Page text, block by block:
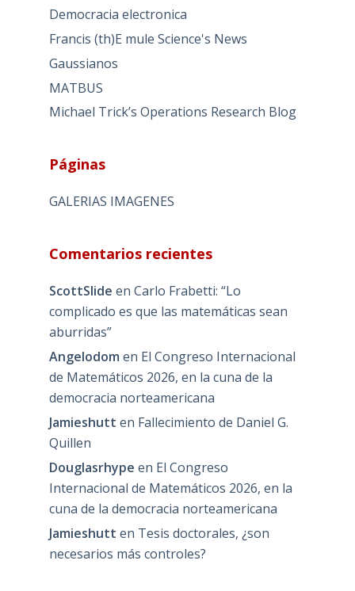
Democracia electronica
Francis (th)E mule Science's News
Gaussianos
MATBUS
Michael Trick’s Operations Research Blog
Páginas
GALERIAS IMAGENES
Comentarios recientes
ScottSlide en Carlo Frabetti: “Lo
complicado es que las matemáticas sean
aburridas”
Angelodom en El Congreso Internacional
de Matemáticos 2026, en la cuna de la
democracia norteamericana
Jamieshutt en Fallecimiento de Daniel G.
Quillen
Douglasrhype en El Congreso
Internacional de Matemáticos 2026, en la
cuna de la democracia norteamericana
Jamieshutt en Tesis doctorales, ¿son
necesarios más controles?